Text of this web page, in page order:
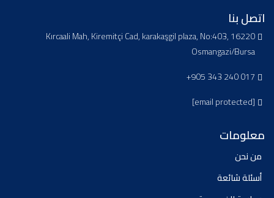
اتصل بنا
Kırcaali Mah, Kiremitçi Cad, karakaşgil plaza, No:403, 16220
Osmangazi/Bursa
+905 343 240 017
[email protected]
معلومات
من نحن
أسئلة شائعة